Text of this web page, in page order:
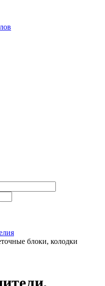
блоки, колодки